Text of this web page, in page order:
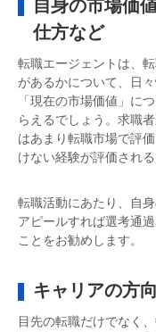
自身の市場価
仕方など
転職エージェントは、
があるかについて、日
「現在の市場価値」に
らえるでしょう。求職
はあまり転職市場で評
けない経験が評価される
転職活動にあたり、自
アピールすれば選考通
ことをお勧めします。
キャリアの方
目先の転職だけでなく